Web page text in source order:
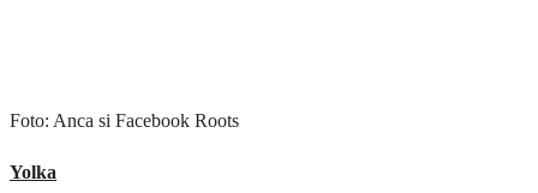
Foto: Anca si Facebook Roots
Yolka